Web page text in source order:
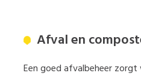
Afval en
Een goed afvalbeheer